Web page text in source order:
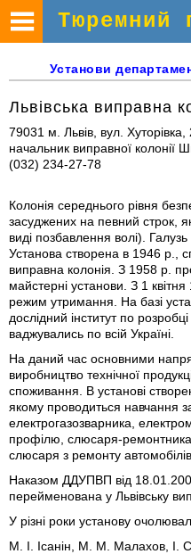
Тюремний
Установи
Львівська виправна
79031 м. Львів, вул. Хуторівка,
начальник виправної
(032) 234-27-78
Колонія середнього рівня
засуд­жених на певний строк,
виді позбав­лення волі).
Установа ство­рена в 1946 р.,
виправна колонія. З 1958 р.
майстерні установи. З 1
режим утримання. На базі
дослідний інститут по
ваджувались по всій Україні.
На даний час основними
вироб­ництво технічної
споживання. В уста­нові
якому проводиться навчання
електрогазозварника,
профілю, слюсаря-
слюсаря з ремонту автомобілів.
Наказом ДДУПВП від
перейменована у Львівську
У різні роки установу
М. І. Ісанін, М. М. Малахов, І.